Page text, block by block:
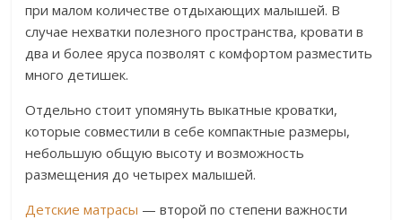
при малом количестве отдыхающих малышей. В
случае нехватки полезного пространства, кровати в
два и более яруса позволят с комфортом разместить
много детишек.
Отдельно стоит упомянуть выкатные кроватки,
которые совместили в себе компактные размеры,
небольшую общую высоту и возможность
размещения до четырех малышей.
Детские матрасы — второй по степени важности